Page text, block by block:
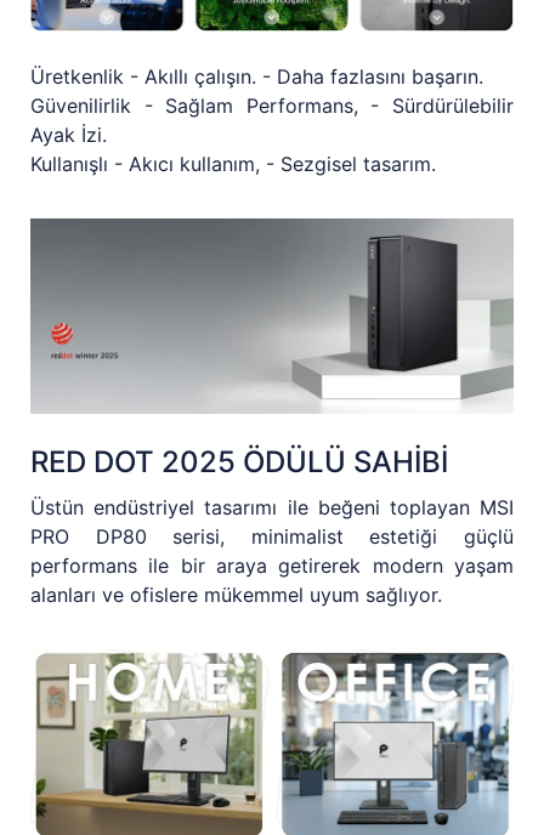
Üretkenlik - Akıllı çalışın. - Daha fazlasını başarın.
Güvenilirlik - Sağlam Performans, - Sürdürülebilir
Ayak İzi.
Kullanışlı - Akıcı kullanım, - Sezgisel tasarım.
RED DOT 2025 ÖDÜLÜ SAHİBİ
Üstün endüstriyel tasarımı ile beğeni toplayan MSI
PRO DP80 serisi, minimalist estetiği güçlü
performans ile bir araya getirerek modern yaşam
alanları ve ofislere mükemmel uyum sağlıyor.